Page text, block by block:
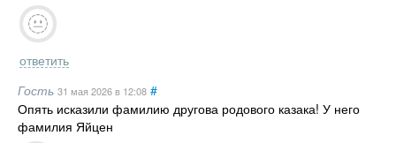
ответить
Гость 31 мая 2026в 12:08 #
Опять исказили фамилию другова родового казака! У него
фамилия Яйцен